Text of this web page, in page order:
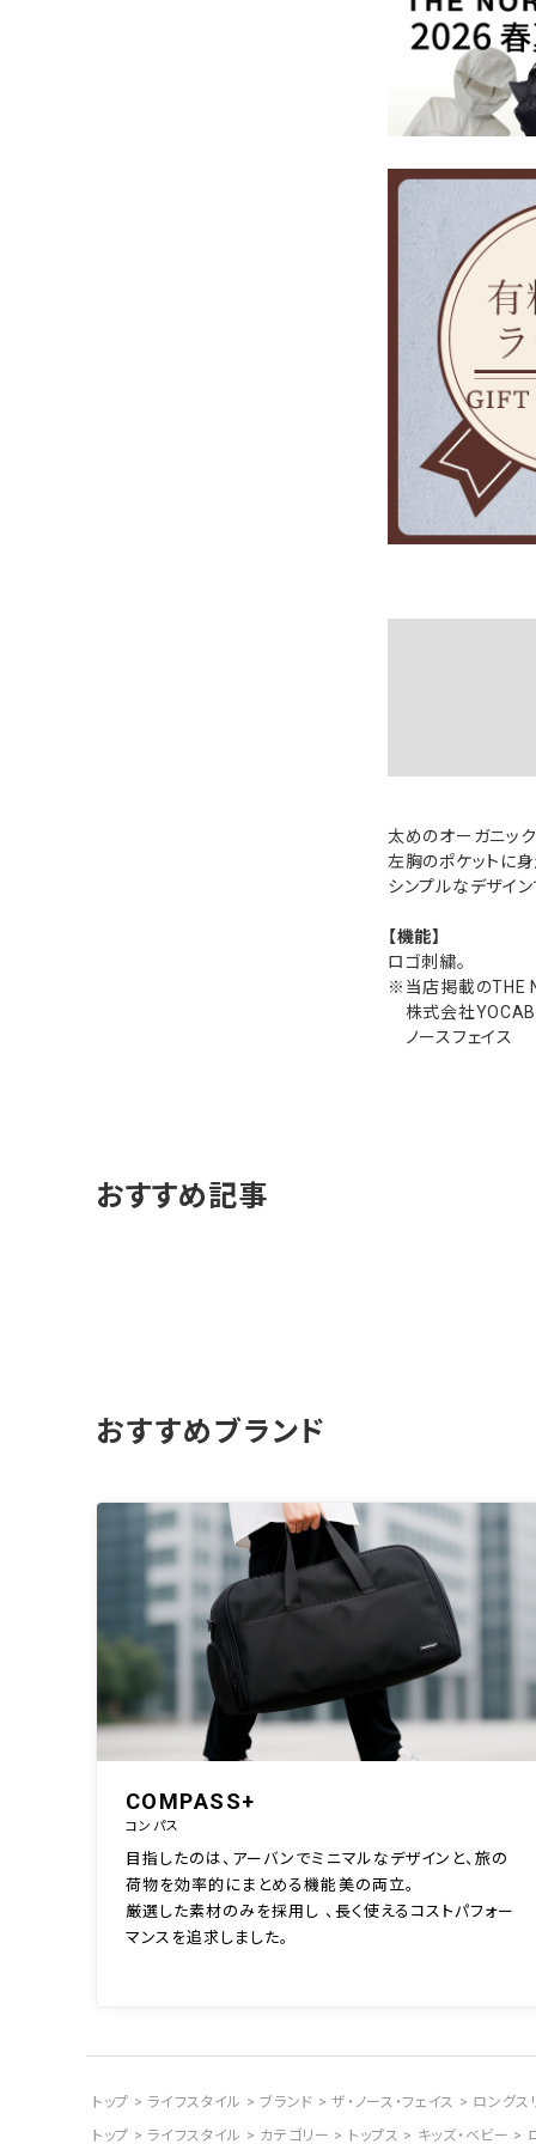
太めのオーガニッ
左胸のポケットに
シンプルなデザイン
【機能】
ロゴ刺繍。
※当店掲載のTHE
株式会社
ノースフェイス
おすすめ記事
おすすめブランド
COMPASS+
コンパス
目指したのは、アーバンでミニマルなデザインと、旅の
荷物を効率的にまとめる機能美の両立。
厳選した素材のみを採用し 、長く使えるコストパフォー
マンスを追求しました。
トップ ライフスタイル ブランド ザ・ノース・フェイス
ロングス
トップ
ライフスタイル カテゴリー トップス キッズ・ベビー